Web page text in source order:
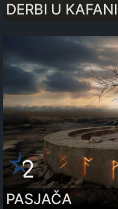
DERBI U
PASJAČA